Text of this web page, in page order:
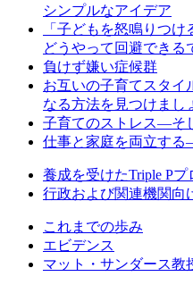
シンプルなアイデア
「子どもを怒鳴りつけ
どうやって回避できる
負けず嫌い症候群
お互いの子育てスタイ
なる方法を見つけまし
子育てのストレス―そ
仕事と家庭を両立す
養成を受けたTriple P
行政および関連機関向
これまでの歩み
エビデンス
マット・サンダース教